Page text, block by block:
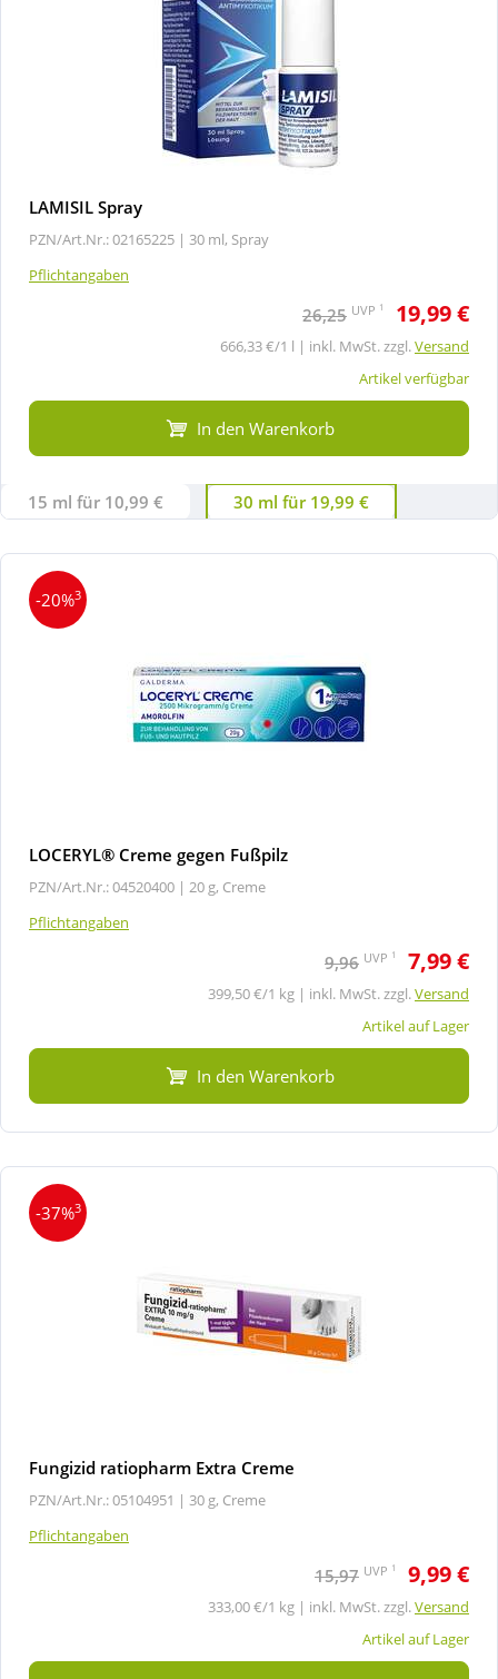
LAMISIL Spray
PZN/Art.Nr.: 02165225 | 30 ml, Spray
Pflichtangaben
26,25 UVP 1 19,99 €
666,33 €/1 l | inkl. MwSt. zzgl.Versand
Artikel verfügbar
In den Warenkorb
15 ml für 10,99 € 30 ml für 19,99 €
-20%3
LOCERYL® Creme gegen Fußpilz
PZN/Art.Nr.: 04520400 | 20 g, Creme
Pflichtangaben
9,96 UVP 1 7,99 €
399,50 €/1 kg | inkl. MwSt. zzgl.Versand
Artikel auf Lager
In den Warenkorb
-37%3
Fungizid ratiopharm Extra Creme
PZN/Art.Nr.: 05104951 | 30 g, Creme
Pflichtangaben
15,97 UVP 1 9,99 €
333,00 €/1 kg | inkl. MwSt. zzgl.Versand
Artikel auf Lager